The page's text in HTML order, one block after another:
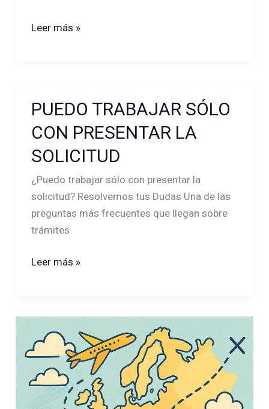
Leer más »
PUEDO TRABAJAR SÓLO
CON PRESENTAR LA
SOLICITUD
¿Puedo trabajar sólo con presentar la
solicitud? Resolvemos tus Dudas Una de las
preguntas más frecuentes que llegan sobre
trámites
PUEDO
SÓLO
CON
LA
Leer más »
es
la
tarjeta